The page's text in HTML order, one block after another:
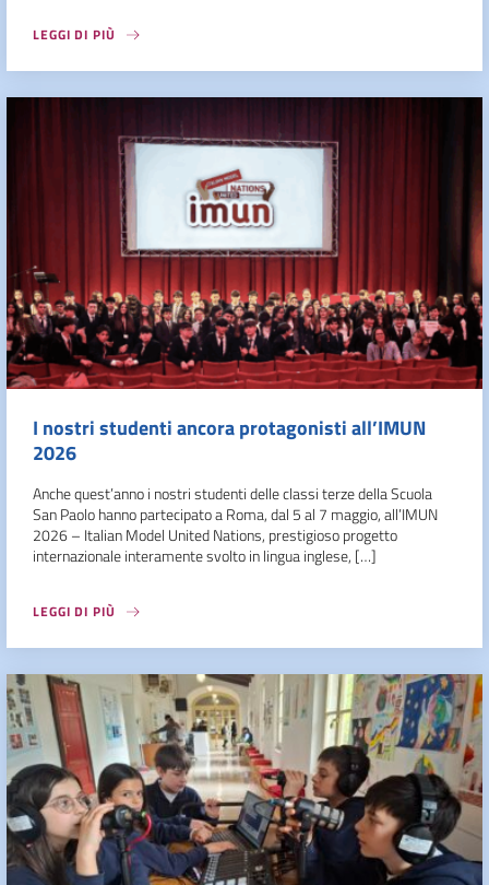
LEGGI DI PIÙ
I nostri studenti ancora protagonisti all’IMUN
2026
Anche quest’anno i nostri studenti delle classi terze della Scuola
San Paolo hanno partecipato a Roma, dal 5 al 7 maggio, all’IMUN
2026 – Italian Model United Nations, prestigioso progetto
internazionale interamente svolto in lingua inglese, […]
LEGGI DI PIÙ